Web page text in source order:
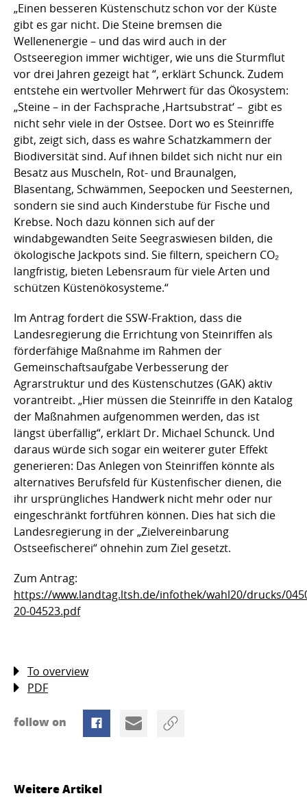
„Einen besseren Küstenschutz schon vor der Küste
gibt es gar nicht. Die Steine bremsen die
Wellenenergie – und das wird auch in der
Ostseeregion immer wichtiger, wie uns die Sturmflut
vor drei Jahren gezeigt hat “, erklärt Schunck. Zudem
entstehe ein wertvoller Mehrwert für das Ökosystem:
„Steine – in der Fachsprache ,Hartsubstrat‘ – gibt es
nicht sehr viele in der Ostsee. Dort wo es Steinriffe
gibt, zeigt sich, dass es wahre Schatzkammern der
Biodiversität sind. Auf ihnen bildet sich nicht nur ein
Besatz aus Muscheln, Rot- und Braunalgen,
Blasentang, Schwämmen, Seepocken und Seesternen,
sondern sie sind auch Kinderstube für Fische und
Krebse. Noch dazu können sich auf der
windabgewandten Seite Seegraswiesen bilden, die
ökologische Jackpots sind. Sie filtern, speichern CO₂
langfristig, bieten Lebensraum für viele Arten und
schützen Küstenökosysteme.“
Im Antrag fordert die SSW-Fraktion, dass die
Landesregierung die Errichtung von Steinriffen als
förderfähige Maßnahme im Rahmen der
Gemeinschaftsaufgabe Verbesserung der
Agrarstruktur und des Küstenschutzes (GAK) aktiv
vorantreibt. „Hier müssen die Steinriffe in den Katalog
der Maßnahmen aufgenommen werden, das ist
längst überfällig“, erklärt Dr. Michael Schunck. Und
daraus würde sich sogar ein weiterer guter Effekt
generieren: Das Anlegen von Steinriffen könnte als
alternatives Berufsfeld für Küstenfischer dienen, die
ihr ursprüngliches Handwerk nicht mehr oder nur
eingeschränkt fortführen können. Dies hat sich die
Landesregierung in der „Zielvereinbarung
Ostseefischerei“ ohnehin zum Ziel gesetzt.
Zum Antrag:
https://www.landtag.ltsh.de/infothek/wahl20/drucks/
20-04523.pdf
To overview
PDF
follow on
Weitere Artikel